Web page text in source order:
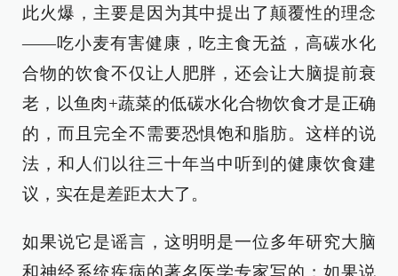
此火爆，主要是因为其中提出了颠覆性的理念
——吃小麦有害健康，吃主食无益，高碳水化
合物的饮食不仅让人肥胖，还会让大脑提前衰
老，以鱼肉+蔬菜的低碳水化合物饮食才是正确
的，而且完全不需要恐惧饱和脂肪。这样的说
法，和人们以往三十年当中听到的健康饮食建
议，实在是差距太大了。
如果说它是谣言，这明明是一位多年研究大脑
和神经系统疾病的著名医学专家写的；如果说